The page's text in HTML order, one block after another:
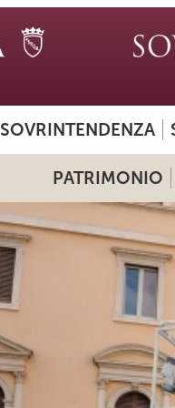
SOVRINTENDENZA
PATRIMONIO